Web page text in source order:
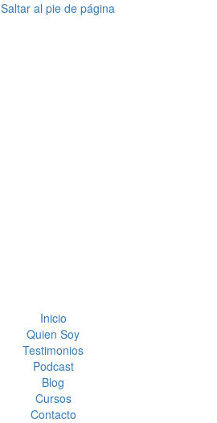
Saltar al pie de página
Inicio
Quien Soy
Testimonios
Podcast
Blog
Cursos
Contacto